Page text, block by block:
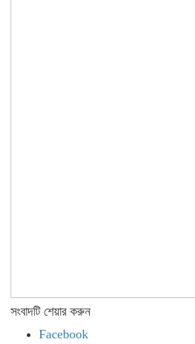
সংবাদটি শেয়ার করুন
Facebook